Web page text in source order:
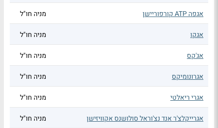
אגפה ATP קורפוריישן מניה חו"ל
אגקו מניה חו"ל
אג'קס מניה חו"ל
אגרונומיקס מניה חו"ל
אגרי ריאלטי מניה חו"ל
אגרייקלצ'ר אנד נצ'וראל סולושנס אקוויזישן מניה חו"ל